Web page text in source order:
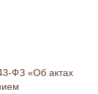
ФЗ «Об актах